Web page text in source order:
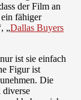
der Film an
fähiger
„Dallas Buyers
ist sie einfach
Figur ist
Die
diverse